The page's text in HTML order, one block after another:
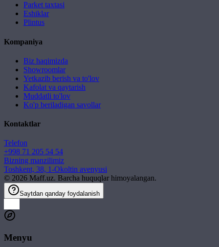
Parket taxtasi
Eshiklar
Plintus
Kompaniya
Biz haqimizda
Showroomlar
Yetkazib berish va to'lov
Kafolat va qaytarish
Muddatli to'lov
Ko'p beriladigan savollar
Kontaktlar
Telefon
+998 71 205 54 54
Bizning manzilimiz
Toshkent, 38, 1-Okoltin avenyusi
© 2026 Maff.uz. Barcha huquqlar himoyalangan.
Saytdan qanday foydalanish
Menyu